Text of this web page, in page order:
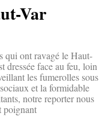
Var
qui ont ravagé le Haut-
dressée face au feu, loin
les fumerolles sous
et la formidable
notre reporter nous
poignant